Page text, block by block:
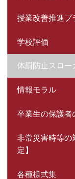
授業改善推進プ
学校評価
体罰防止スロー
情報モラル
卒業生の保護者
非常災害時等の
定】
各種様式集